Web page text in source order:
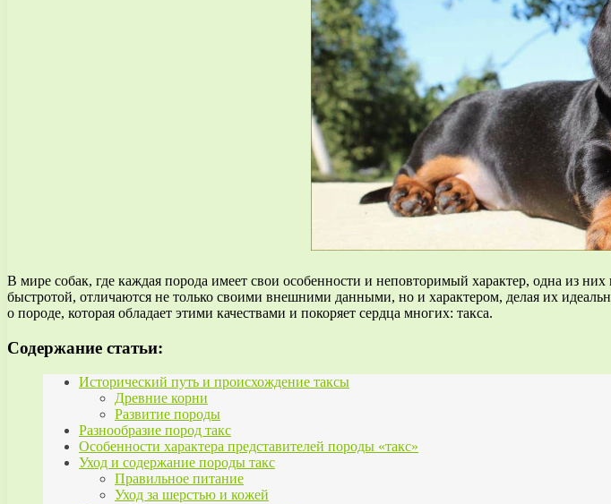
В мире собак, где каждая порода имеет свои особенности и неповторимый характер, одна из
быстротой, отличаются не только своими внешними данными, но и характером, делая их
о породе, которая обладает этими качествами и покоряет сердца многих: такса.
Содержание статьи:
Исторический путь и происхождение таксы
Древние корни
Развитие породы
Разнообразие пород такс
Особенности характера представителей породы «такс»
Уход и содержание породы такс
Правильное питание
Уход за шерстью и кожей